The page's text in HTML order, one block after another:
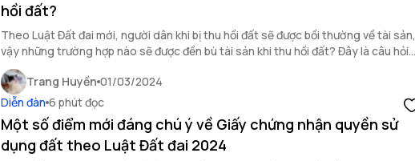
hồi đất?
Theo Luật Đất đai mới, người dân khi bị thu hồi đất sẽ được bồi thường về tài sản,
vậy những trường hợp nào sẽ được đền bù tài sản khi thu hồi đất? Đây là câu hỏi
sẽ được giải đáp ngay dưới bài viết sau. Cùng tham khảo nhé.
Trang Huyền 01/03/2024
Diễn đàn 6 phút đọc
Một số điểm mới đáng chú ý về Giấy chứng nhận quyền sử
dụng đất theo Luật Đất đai 2024